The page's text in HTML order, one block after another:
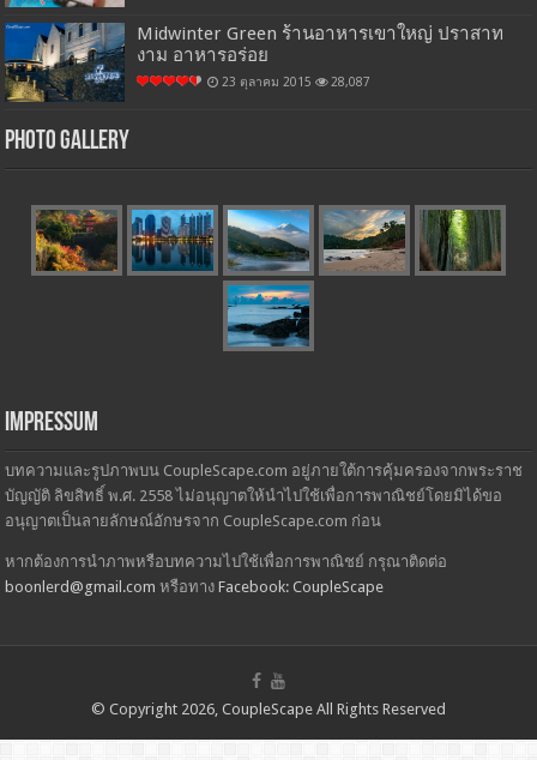
Midwinter Green ร้านอาหารเขาใหญ่ ปราสาท
งาม อาหารอร่อย
23 ตุลาคม 2015 28,087
Photo Gallery
Impressum
บทความและรูปภาพบน CoupleScape.com อยู่ภายใต้การคุ้มครองจากพระราช
บัญญัติ ลิขสิทธิ์ พ.ศ. 2558 ไม่อนุญาตให้นำไปใช้เพื่อการพาณิชย์โดยมิได้ขอ
อนุญาตเป็นลายลักษณ์อักษรจาก CoupleScape.com ก่อน
หากต้องการนำภาพหรือบทความไปใช้เพื่อการพาณิชย์ กรุณาติดต่อ
boonlerd@gmail.com หรือทางFacebook: CoupleScape
© Copyright 2026, CoupleScape All Rights Reserved